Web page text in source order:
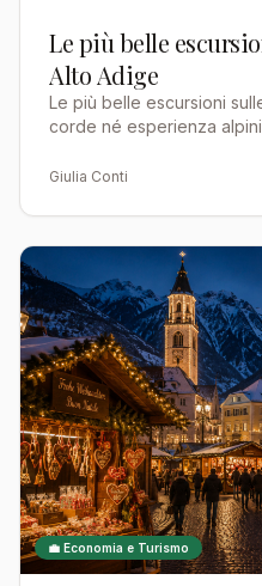
Le più belle
Alto Adige
Le più belle escursioni
corde né esperienza
par…
Giulia Conti
💼 Economia e Turismo